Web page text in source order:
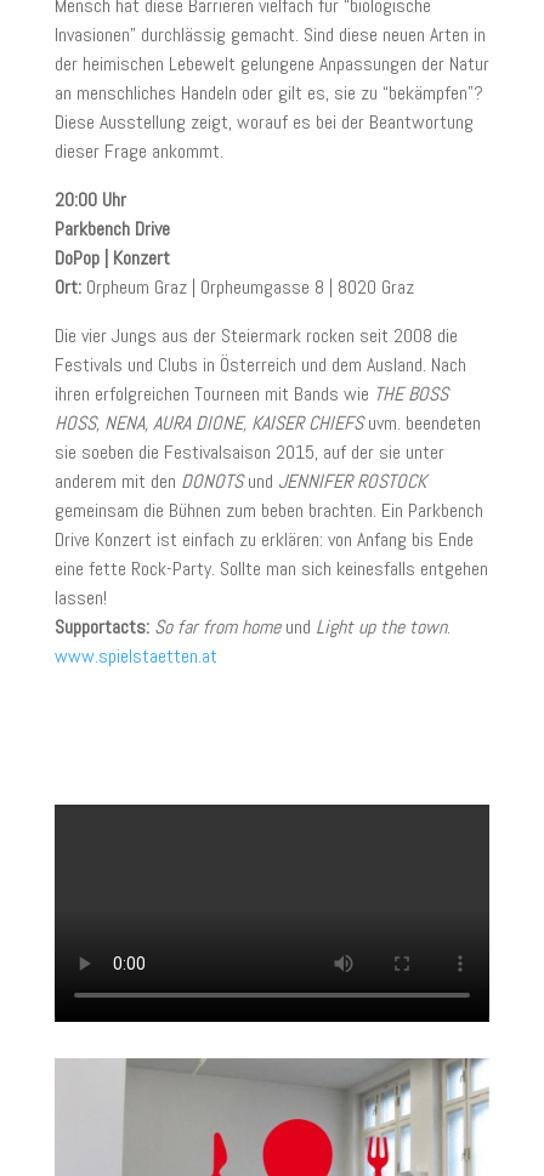
Invasionen” durchlässig gemacht. Sind diese neuen Arten in
der heimischen Lebewelt gelungene Anpassungen der Natur
an menschliches Handeln oder gilt es, sie zu “bekämpfen”?
Diese Ausstellung zeigt, worauf es bei der Beantwortung
dieser Frage ankommt.
20:00 Uhr
Parkbench Drive
DoPop | Konzert
Ort: Orpheum Graz | Orpheumgasse 8 | 8020 Graz
Die vier Jungs aus der Steiermark rocken seit 2008 die
Festivals und Clubs in Österreich und dem Ausland. Nach
ihren erfolgreichen Tourneen mit Bands wie THE BOSS
HOSS, NENA, AURA DIONE, KAISER CHIEFSuvm. beendeten
sie soeben die Festivalsaison 2015, auf der sie unter
anderem mit den DONOTSund JENNIFER ROSTOCK
gemeinsam die Bühnen zum beben brachten. Ein Parkbench
Drive Konzert ist einfach zu erklären: von Anfang bis Ende
eine fette Rock-Party. Sollte man sich keinesfalls entgehen
lassen!
Supportacts: So far from homeund Light up the town.
www.spielstaetten.at